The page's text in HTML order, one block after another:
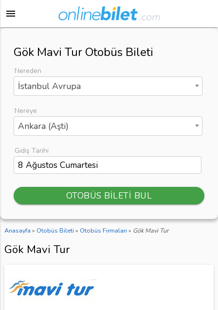
menu
Gök Mavi Tur Otobüs Bileti
Nereden
İstanbul Avrupa
Nereye
Ankara (Aşti)
Gidiş Tarihi
OTOBÜS BİLETİ BUL
Anasayfa » Otobüs Bileti » Otobüs Firmaları » Gök Mavi Tur
Gök Mavi Tur